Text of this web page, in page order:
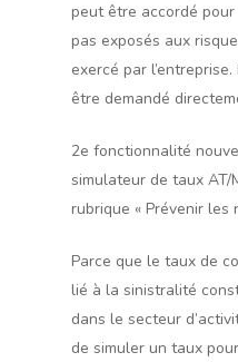
peut être accordé
pas exposés aux
exercé par
être demandé
2e fonctionnalité
simulateur de taux AT/
rubrique « Prévenir les
Parce que le taux de
lié à la sinistralité
dans le secteur
de simuler un taux